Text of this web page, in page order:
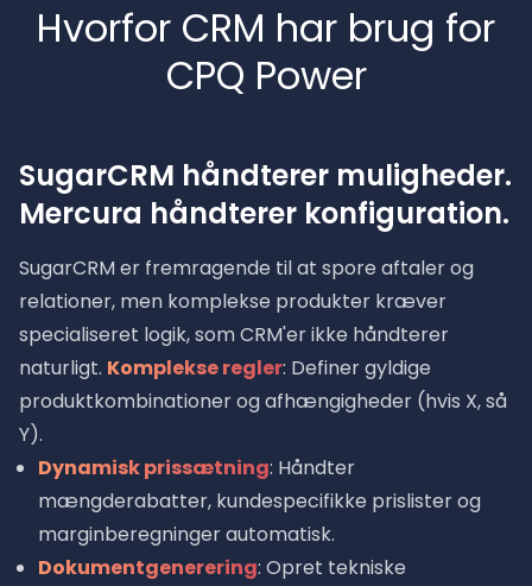
Hvorfor CRM har brug for
CPQ Power
SugarCRM håndterer muligheder.
Mercura håndterer konfiguration.
SugarCRM er fremragende til at spore aftaler og
relationer, men komplekse produkter kræver
specialiseret logik, som CRM'er ikke håndterer
naturligt. Komplekse regler: Definer gyldige
produktkombinationer og afhængigheder (hvis X, så
Y).
Dynamisk prissætning: Håndter
mængderabatter, kundespecifikke prislister og
marginberegninger automatisk.
Dokumentgenerering: Opret tekniske